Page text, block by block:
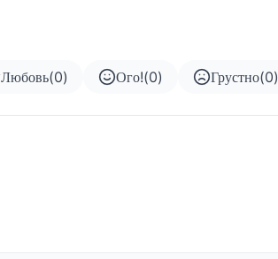
Любовь(0) Ого!(0) Грустно(0)